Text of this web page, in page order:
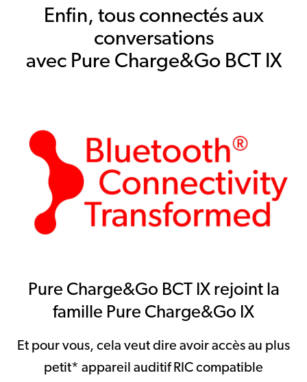
Enfin, tous connectés aux
conversations
avec Pure Charge&Go BCT IX
Pure Charge&Go BCT IX rejoint la
famille Pure Charge&Go IX
Et pour vous, cela veut dire avoir accès au plus
petit* appareil auditif RIC compatible